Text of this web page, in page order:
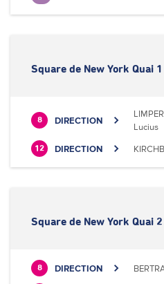
Square de New York Quai 1
8 DIRECTION
Lucius
12 DIRECTION
Square de New York Quai 2
8 DIRECTION